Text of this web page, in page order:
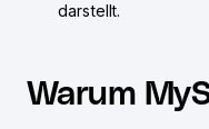
darstellt.
Warum